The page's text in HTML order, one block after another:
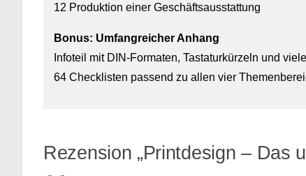
12 Produktion einer Geschäftsausstattung
Bonus: Umfangreicher Anhang
Infoteil mit DIN-Formaten, Tastaturkürzeln und
64 Checklisten passend zu allen vier
Rezension „Printdesign – Das